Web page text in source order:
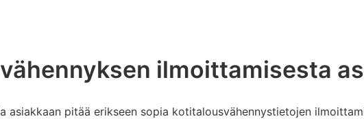
ilmoittamisesta
asiakkaan pitää erikseen sopia kotitalousvähennystietojen